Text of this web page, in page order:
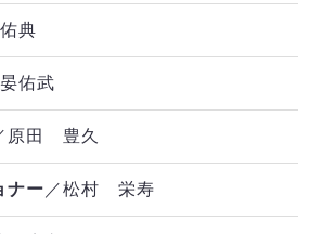
典
佑武
原田 豊久
ナー ／松村 栄寿